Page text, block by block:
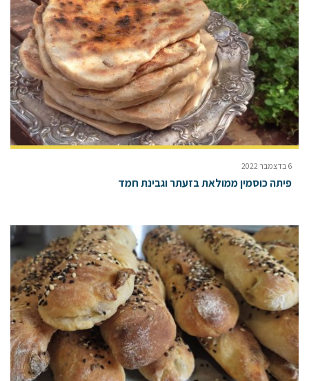
6 בדצמבר 2022
פיתה כוסמין ממולאת בזעתר וגבינת חמד